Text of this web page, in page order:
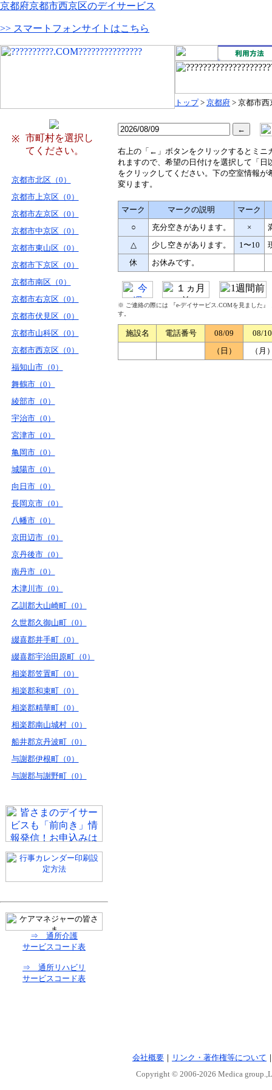
京都府京都市西京区のデイサービス
>> スマートフォンサイトはこちら
トップ> 京都府 > 京都市西
※
市町村を選択し
てください。
京都市北区（0）
京都市上京区（0）
京都市左京区（0）
京都市中京区（0）
京都市東山区（0）
京都市下京区（0）
京都市南区（0）
京都市右京区（0）
京都市伏見区（0）
京都市山科区（0）
京都市西京区（0）
福知山市（0）
舞鶴市（0）
綾部市（0）
宇治市（0）
宮津市（0）
亀岡市（0）
城陽市（0）
向日市（0）
長岡京市（0）
八幡市（0）
京田辺市（0）
京丹後市（0）
南丹市（0）
木津川市（0）
乙訓郡大山崎町（0）
久世郡久御山町（0）
綴喜郡井手町（0）
綴喜郡宇治田原町（0）
相楽郡笠置町（0）
相楽郡和束町（0）
相楽郡精華町（0）
相楽郡南山城村（0）
船井郡京丹波町（0）
与謝郡伊根町（0）
与謝郡与謝野町（0）
⇒ 通所介護
サービスコード表
⇒ 通所リハビリ
サービスコード表
右上の「←」ボタンをクリックするとミニ
れますので、希望の日付けを選択して「日
をクリックしてください。下の空室情報が
変ります。
マーク マークの説明
マーク
○
充分空きがあります。 ×
△
少し空きがあります。 1〜10
休
お休みです。
※ ご連絡の際には 『e-デイサービス.COMを見ました
す。
施設名 電話番号 08/09
08/10
（日）
（月
会社概要 ｜ リンク・著作権等について
Copyright © 2006-2026 Medica